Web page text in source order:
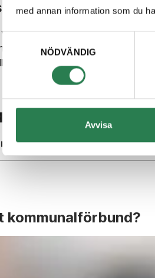
med annan information som du
NÖDVÄNDIG
Avvisa
medlemskommuner
Tillsammans med
räddar vivärlden lite varje dag”
kommunalförbund?